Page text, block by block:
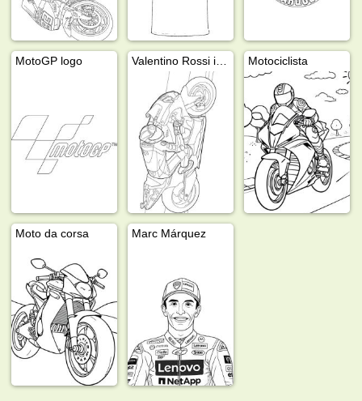
MotoGP logo Motociclista
Moto da corsa Marc Márquez